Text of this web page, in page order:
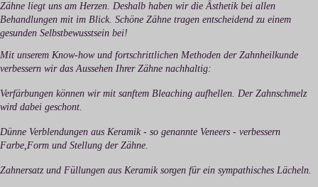
Zähne liegt uns am Herzen. Deshalb haben wir die Ästhetik bei allen
Behandlungen mit im Blick. Schöne Zähne tragen entscheidend zu einem
gesunden Selbstbewusstsein bei!
Mit unserem Know-how und fortschrittlichen Methoden der Zahnheilkunde
verbessern wir das Aussehen Ihrer Zähne nachhaltig:
Verfärbungen können wir mit sanftem Bleaching aufhellen. Der Zahnschmelz
wird dabei geschont.
Dünne Verblendungen aus Keramik - so genannte Veneers - verbessern
Farbe,Form und Stellung der Zähne.
Zahnersatz und Füllungen aus Keramik sorgen für ein sympathisches Lächeln.